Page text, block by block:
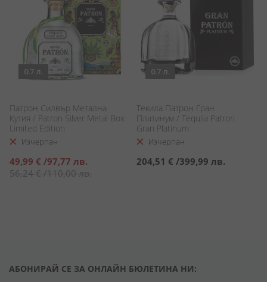
0.7 л.
Патрон Силвър Метална
Кутия / Patron Silver Metal Box
Limited Edition
Изчерпан
Специална
цена
49,99 € /97,77 лв.
56,24 €/110,00 лв.
0.7 л.
Текила Патрон Гран
Платинум / Tequila Patron
Gran Platinum
Изчерпан
204,51 € /399,99 лв.
АБОНИРАЙ СЕ ЗА ОНЛАЙН БЮЛЕТИНА НИ: